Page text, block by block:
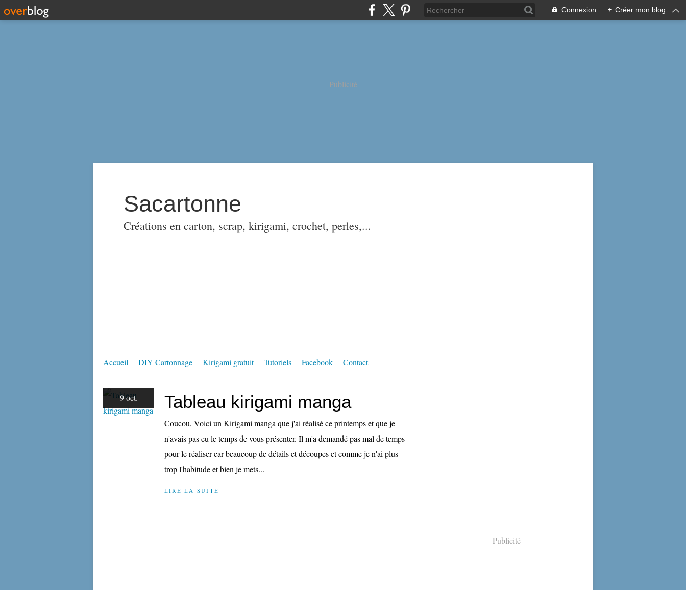
Connexion + Créer mon blog
Publicité
Sacartonne
Créations en carton, scrap, kirigami, crochet, perles,...
Accueil DIY Cartonnage Kirigami gratuit Tutoriels Facebook Contact
9 oct. Tableau kirigami manga
Coucou, Voici un Kirigami manga que j'ai réalisé ce printemps et que je
n'avais pas eu le temps de vous présenter. Il m'a demandé pas mal de temps
pour le réaliser car beaucoup de détails et découpes et comme je n'ai plus
trop l'habitude et bien je mets...
LIRE LA SUITE
Publicité